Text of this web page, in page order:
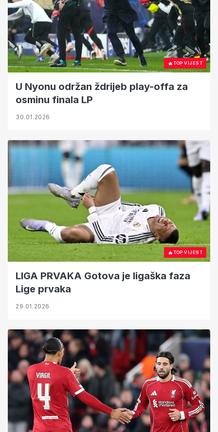
🔥TOP VIJEST
U Nyonu održan ždrijeb play-offa za
osminu finala LP
30.01.2026
🔥TOP VIJEST
LIGA PRVAKA Gotova je ligaška faza
Lige prvaka
29.01.2026